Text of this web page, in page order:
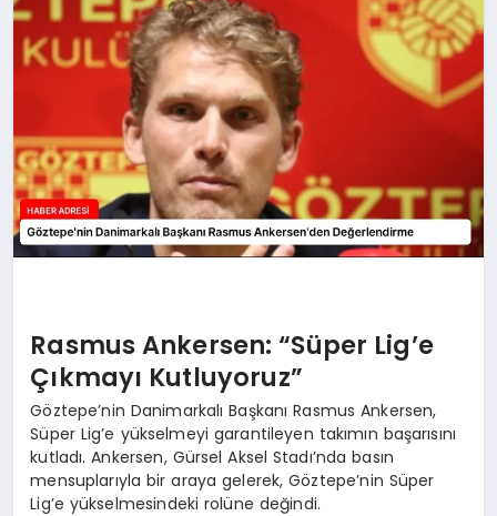
Rasmus Ankersen: “Süper Lig’e
Çıkmayı Kutluyoruz”
Göztepe’nin Danimarkalı Başkanı Rasmus Ankersen,
Süper Lig’e yükselmeyi garantileyen takımın başarısını
kutladı. Ankersen, Gürsel Aksel Stadı’nda basın
mensuplarıyla bir araya gelerek, Göztepe’nin Süper
Lig’e yükselmesindeki rolüne değindi.